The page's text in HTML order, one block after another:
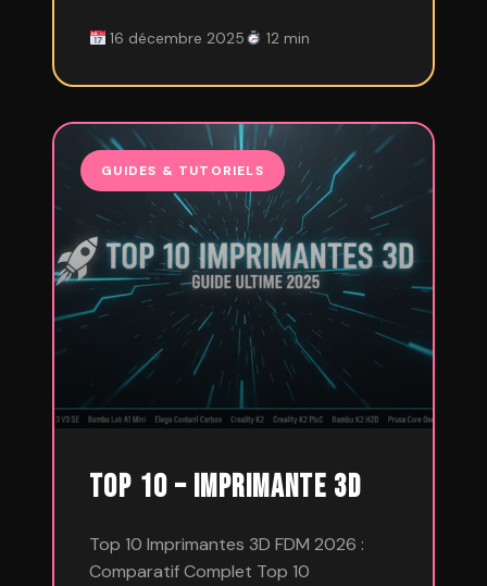
16 décembre 2025 12 min
GUIDES & TUTORIELS
TOP 10 – Imprimante 3D
Top 10 Imprimantes 3D FDM 2026 :
Comparatif Complet Top 10